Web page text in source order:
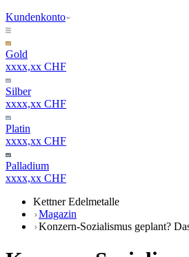
Kundenkonto
Gold
xxxx,xx CHF
Silber
xxxx,xx CHF
Platin
xxxx,xx CHF
Palladium
xxxx,xx CHF
Kettner Edelmetalle
Magazin
Konzern-Sozialismus geplant?